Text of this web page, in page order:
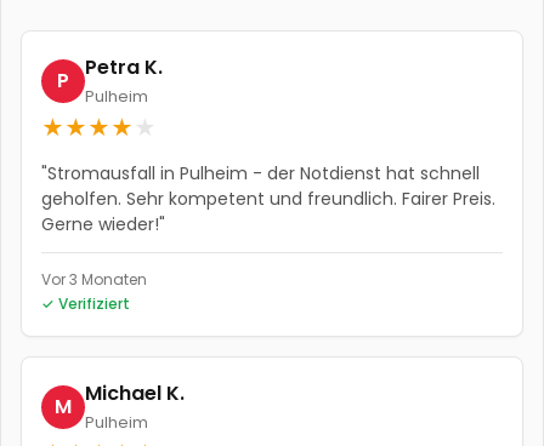
P Petra K.
Pulheim
★★★★ ★
"Stromausfall in Pulheim - der Notdienst hat schnell
geholfen. Sehr kompetent und freundlich. Fairer Preis.
Gerne wieder!"
Vor 3 Monaten
✓ Verifiziert
M Michael K.
Pulheim